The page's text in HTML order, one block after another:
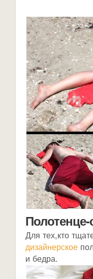
Для тех,кто
дизайнерское
и бедра.